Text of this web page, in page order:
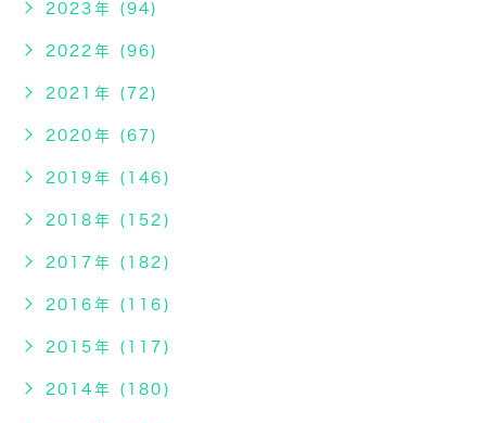
2023年 (94)
2022年 (96)
2021年 (72)
2020年 (67)
2019年 (146)
2018年 (152)
2017年 (182)
2016年 (116)
2015年 (117)
2014年 (180)